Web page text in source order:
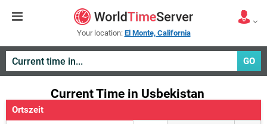
Your location: El Monte, California
GO
Current Time in Usbekistan
Ortszeit